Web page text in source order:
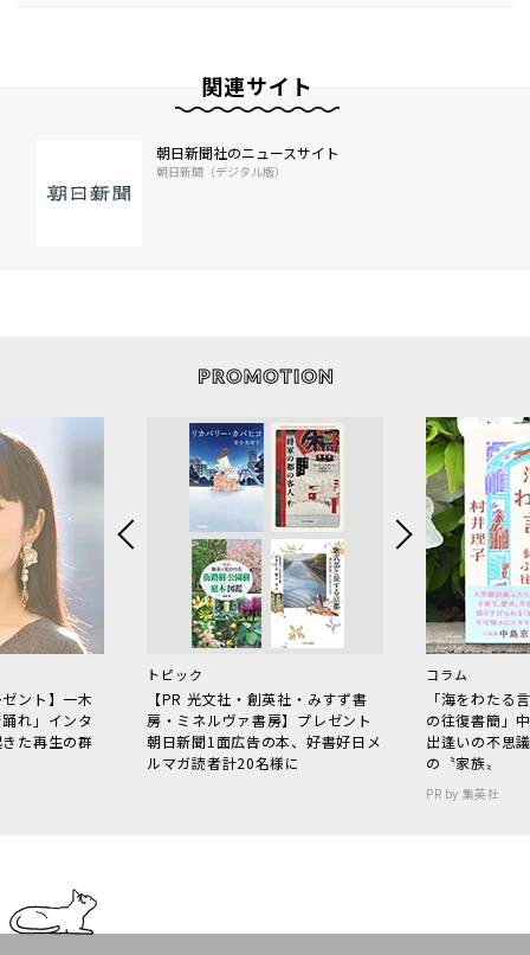
関連サイト
朝日新聞社のニュースサイト
朝日新聞（デジタル版）
ント】一木
れ」インタ
た再生の群
トピック
【PR 光文社・創英社・みすず書
房・ミネルヴァ書房】プレゼント
朝日新聞1面広告の本、好書好日メ
ルマガ読者計20名様に
コラム
「海をわた
の往復書簡」
出逢いの不思
の〝家族〟
PR by 集英社